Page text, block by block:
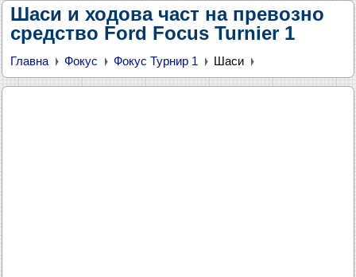
Шаси и ходова част на превозно
средство Ford Focus Turnier 1
Главна Фокус Фокус Турнир 1 Шаси